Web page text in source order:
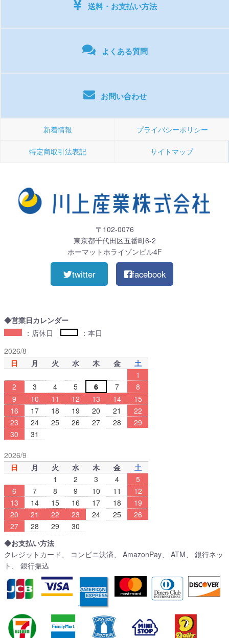
送料・お支払い方法
よくある質問
お問い合わせ
新着情報 プライバシーポリシー
特定商取引法表記 サイトマップ
〒102-0076
東京都千代田区五番町6-2
ホーマットホライゾンビル4F
twitter facebook
◆営業日カレンダー
：店休日
：本日
2026/8
日
月 火 水 木 金
土
1
2
3 4 5 6 7
8
9
10 11 12 13 14
15
16
17 18 19 20 21
22
23
24 25 26 27 28
29
30
31
2026/9
日
月 火 水 木 金
土
1
2 3 4
5
6
7 8 9 10 11
12
13
14 15 16 17 18
19
20
21 22 23 24 25
26
27
28 29
30
◆お支払い方法
クレジットカード、 コンビニ決済、 AmazonPay、 ATM、 銀行ネッ
ト、 銀行振込